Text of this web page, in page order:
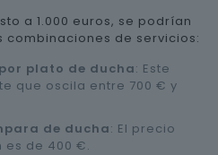
a 1.000 euros, se podrían
combinaciones de servicios:
plato de ducha: Este
que oscila entre 700 € y
de ducha: El precio
es de 400 €.